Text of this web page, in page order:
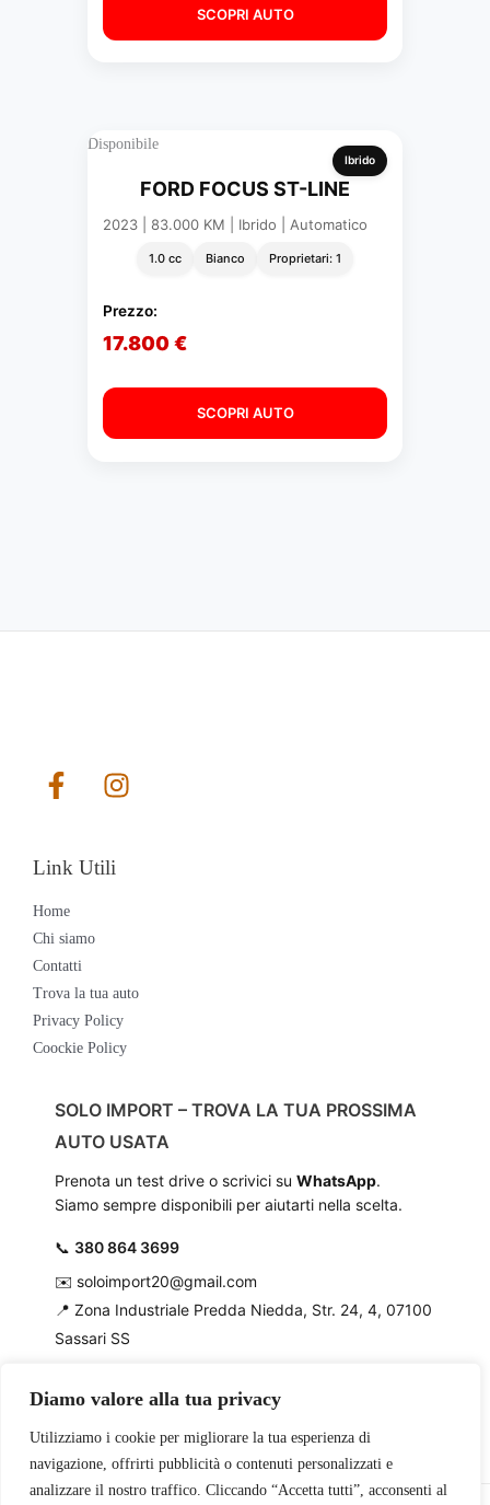
Diamo valore alla tua privacy
Utilizziamo i cookie per migliorare la tua esperienza di
navigazione, offrirti pubblicità o contenuti personalizzati e
analizzare il nostro traffico. Cliccando “Accetta tutti”, acconsenti al
SCOPRI AUTO
Ibrido
Disponibile
FORD FOCUS ST-LINE
2023 | 83.000 KM | Ibrido | Automatico
1.0 cc Bianco Proprietari: 1
Prezzo:
17.800 €
SCOPRI AUTO
Link Utili
Home
Chi siamo
Contatti
Trova la tua auto
Privacy Policy
Coockie Policy
SOLO IMPORT – TROVA LA TUA PROSSIMA
AUTO USATA
Prenota un test drive o scrivici su WhatsApp.
Siamo sempre disponibili per aiutarti nella scelta.
📞 380 864 3699
✉️ soloimport20@gmail.com
📍 Zona Industriale Predda Niedda, Str. 24, 4, 07100
Sassari SS